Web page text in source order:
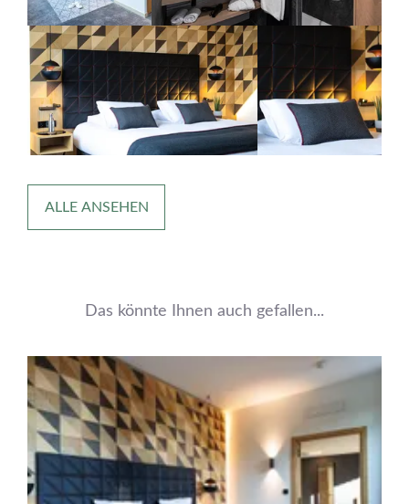
ALLE ANSEHEN
Das könnte Ihnen auch gefallen...